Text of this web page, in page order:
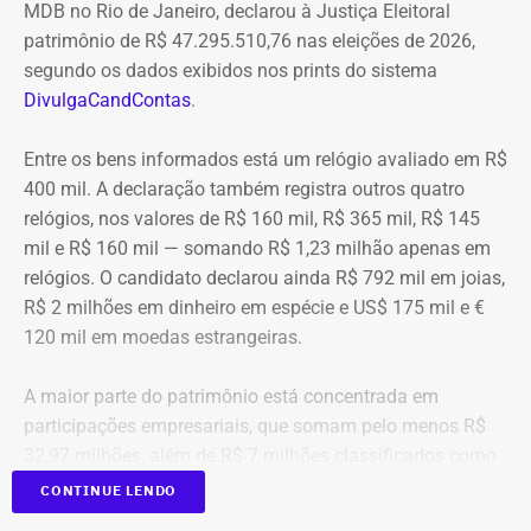
processo licitatório para o início das obras.
financeiro. A Cedae mantinha R$ 222,8 milhões aplicados
em Certificados de Depósito Bancário (CDBs) emitidos
pelo Banco Master. Em 18 de novembro de 2025, após a
decretação da liquidação extrajudicial do Master pelo
foram suspensos e a estatal perdeu o acesso imediato
aos recursos aplicados.
A administração informou ter avaliado a possibilidade de
recuperação do crédito levando em consideração a ordem
de preferência dos credores, o histórico de recuperações
em casos semelhantes e a posição ocupada pela Cedae
postura conservadora, optou por reconhecer a perda
integral do valor mediante a constituição de provisão
A perda foi registrada integralmente em 2025, embora a
MDB no Rio de Janeiro, declarou à Justiça Eleitoral
patrimônio de R$ 47.295.510,76 nas eleições de 2026,
segundo os dados exibidos nos prints do sistema
DivulgaCandContas.
Entre os bens informados está um relógio avaliado em R$
400 mil. A declaração também registra outros quatro
relógios, nos valores de R$ 160 mil, R$ 365 mil, R$ 145
mil e R$ 160 mil — somando R$ 1,23 milhão apenas em
relógios. O candidato declarou ainda R$ 792 mil em joias,
R$ 2 milhões em dinheiro em espécie e US$ 175 mil e €
120 mil em moedas estrangeiras.
A maior parte do patrimônio está concentrada em
participações empresariais, que somam pelo menos R$
“valores de diversos créditos”. Também aparecem na
relação imóveis, incluindo uma cobertura declarada por
CONTINUE LENDO